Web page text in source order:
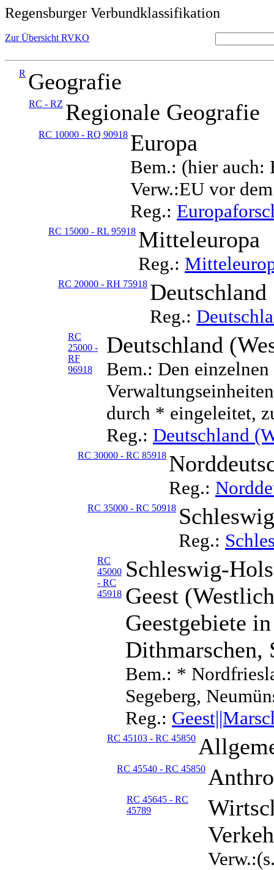
Regensburger Verbundklassifikation
Zur Übersicht RVKO
R Geografie
RC - RZ Regionale Geografie
RC 10000 - RQ 90918 Europa
Bem.: (hier auch:
Verw.:EU vor
Reg.:
RC 15000 - RL 95918 Mitteleuropa
Reg.:
RC 20000 - RH 75918 Deutschland
Reg.:
RC
25000 -
RF
96918
Deutschland
Bem.: Den
durch * eingeleitet,
Reg.: Deutschland
RC 30000 - RC 85918
Reg.:
RC 35000 - RC 50918
Reg.:
RC
45000
- RC
45918
Schleswig-
Geest
Geestgebiete
Dithmarschen,
Bem.: *
Segeberg,
Reg.:
RC 45103 - RC 45850
RC 45540 - RC 45850
RC 45645 - RC
45789